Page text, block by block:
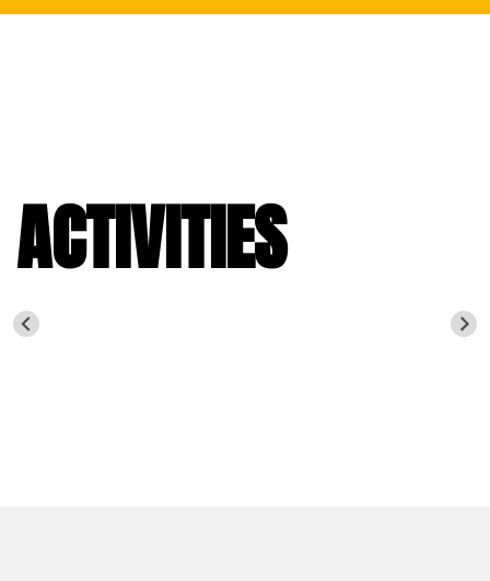
ACTIVITIES